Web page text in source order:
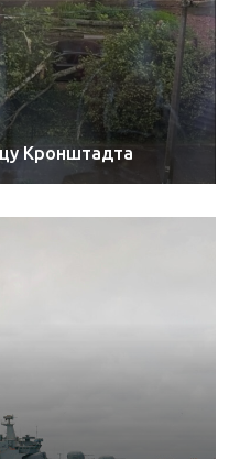
Кронштадта